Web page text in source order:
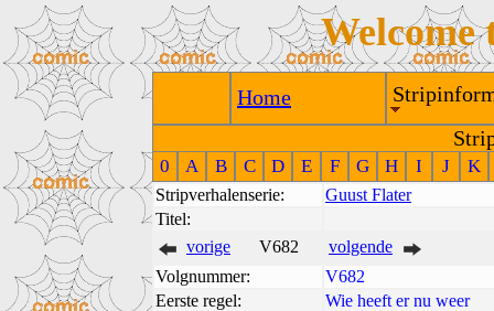
Welcome
Home
0 A B C D E F G H I J K
Stripverhalenserie:
Guust Flater
Titel:
vorige
V682
volgende
Volgnummer:
V682
Eerste regel:
Wie heeft er nu weer